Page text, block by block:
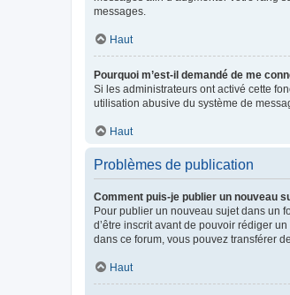
messages.
Haut
Pourquoi m’est-il demandé de me
Si les administrateurs ont activé cette
utilisation abusive du système de
Haut
Problèmes de publication
Comment puis-je publier un nouveau
Pour publier un nouveau sujet dans un
d’être inscrit avant de pouvoir rédiger
dans ce forum, vous pouvez transférer
Haut